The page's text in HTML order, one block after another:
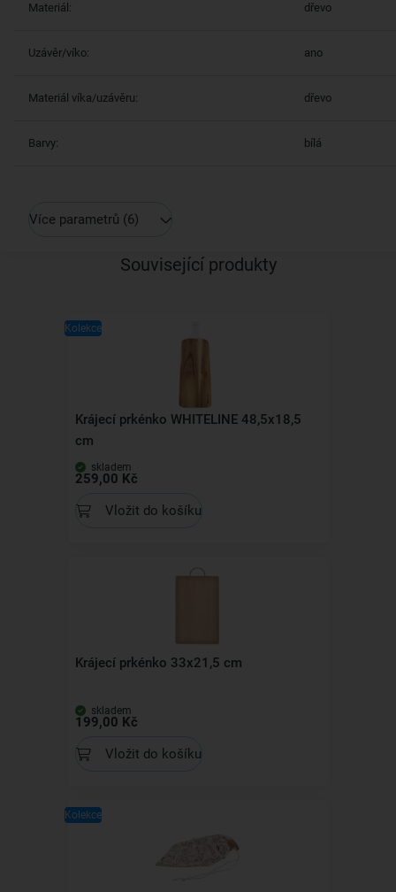
Materiál: dřevo
Uzávěr/víko: ano
Materiál víka/uzávěru: dřevo
Barvy: bílá
Více parametrů (6)
Související produkty
Kolekce
Krájecí prkénko WHITELINE 48,5x18,5
cm
skladem
259,00 Kč
Vložit do košíku
Krájecí prkénko 33x21,5 cm
skladem
199,00 Kč
Vložit do košíku
Kolekce